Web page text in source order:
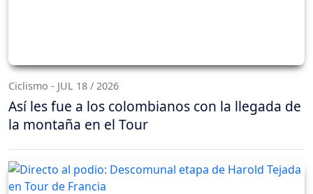
Ciclismo - JUL 18 / 2026
Así les fue a los colombianos con la llegada de
la montaña en el Tour